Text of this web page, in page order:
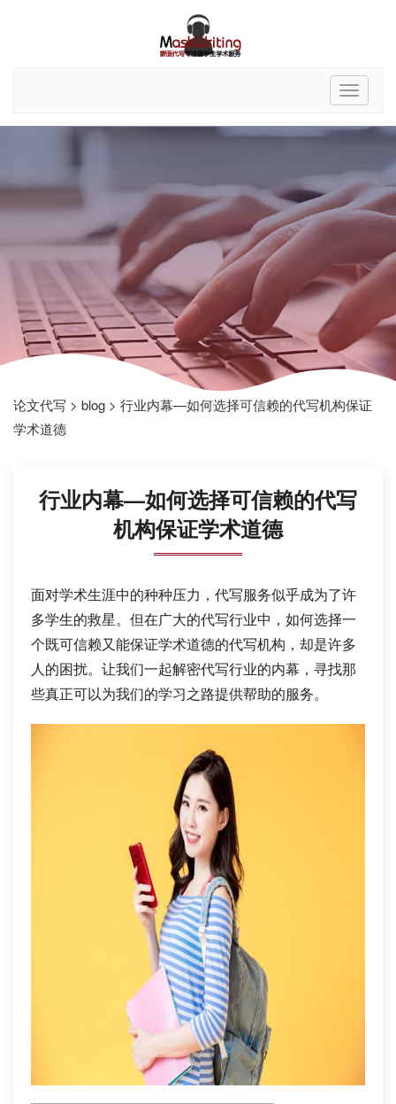
论文代写 > blog > 行业内幕—如何选择可信赖的代写机构保证
学术道德
行业内幕—如何选择可信赖的代写
机构保证学术道德
面对学术生涯中的种种压力，代写服务似乎成为了许
多学生的救星。但在广大的代写行业中，如何选择一
个既可信赖又能保证学术道德的代写机构，却是许多
人的困扰。让我们一起解密代写行业的内幕，寻找那
些真正可以为我们的学习之路提供帮助的服务。